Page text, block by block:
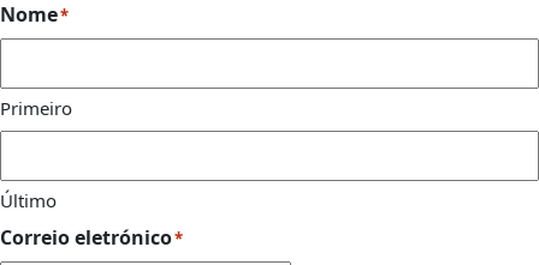
Nome*
Primeiro
Último
Correio eletrónico*